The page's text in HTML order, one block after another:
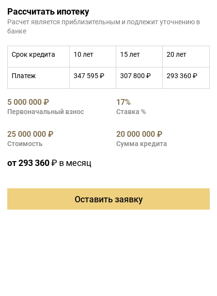
Рассчитать ипотеку
Расчет является приблизительным и подлежит уточнению в
банке
Срок кредита 10 лет 15 лет 20 лет
Платеж 347 595 ₽ 307 800 ₽ 293 360 ₽
5 000 000 ₽
Первоначальный взнос
17%
Ставка %
25 000 000 ₽
Стоимость
20 000 000 ₽
Сумма кредита
от 293 360₽ в месяц
Оставить заявку